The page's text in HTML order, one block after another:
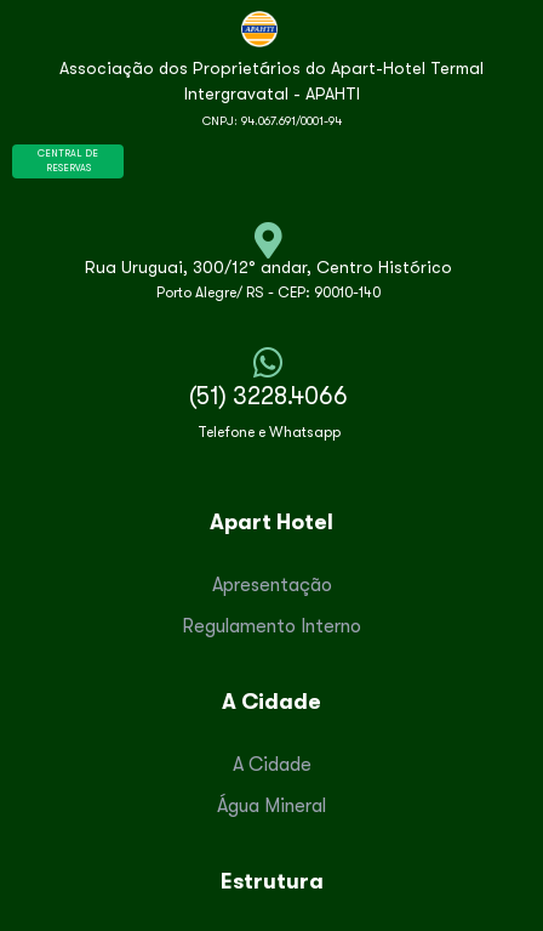
Associação dos Proprietários do Apart-Hotel Termal
Intergravatal - APAHTI
CNPJ: 94.067.691/0001-94
CENTRAL DE
RESERVAS
Rua Uruguai, 300/12° andar, Centro Histórico
Porto Alegre/ RS - CEP: 90010-140
(51) 3228.4066
Telefone e Whatsapp
Apart Hotel
Apresentação
Regulamento Interno
A Cidade
A Cidade
Água Mineral
Estrutura